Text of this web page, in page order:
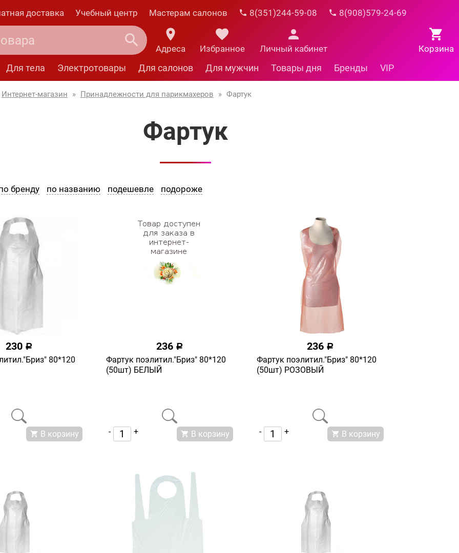
доставка Учебный центр Мастерам салонов 8(351)244-59-08 8(908)579-24-69
Корзина
Адреса Избранное Личный кабинет
Для тела Электротовары Для салонов Для мужчин Товары дня Бренды VIP
Интернет-магазин » Принадлежности для парикмахеров » Фартук
Фартук
бренду по названию подешевле подороже
230 a
80*120
В корзину
236 a
Фартук поэлитил."Бриз" 80*120
(50шт) БЕЛЫЙ
- + В корзину
236 a
Фартук поэлитил."Бриз" 80*120
(50шт) РОЗОВЫЙ
- + В корзину